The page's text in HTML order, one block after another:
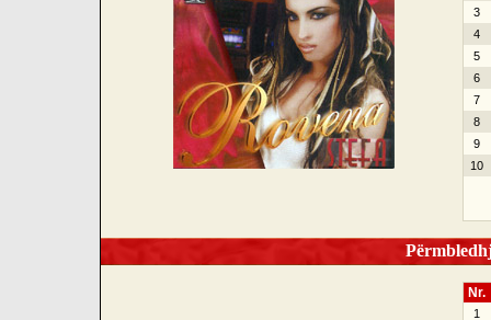
3
4
5
6
7
8
9
10
Nr.
1